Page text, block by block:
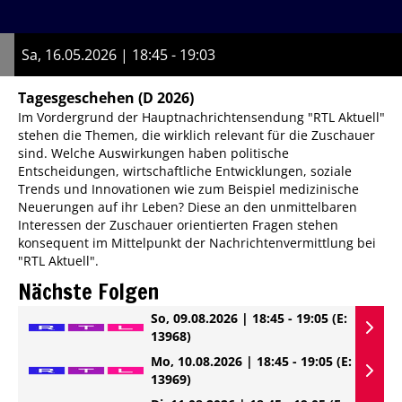
Sa, 16.05.2026 | 18:45 - 19:03
Tagesgeschehen (D 2026)
Im Vordergrund der Hauptnachrichtensendung "RTL Aktuell"
stehen die Themen, die wirklich relevant für die Zuschauer
sind. Welche Auswirkungen haben politische
Entscheidungen, wirtschaftliche Entwicklungen, soziale
Trends und Innovationen wie zum Beispiel medizinische
Neuerungen auf ihr Leben? Diese an den unmittelbaren
Interessen der Zuschauer orientierten Fragen stehen
konsequent im Mittelpunkt der Nachrichtenvermittlung bei
"RTL Aktuell".
Nächste Folgen
So, 09.08.2026 | 18:45 - 19:05 (E:
13968)
Mo, 10.08.2026 | 18:45 - 19:05 (E:
13969)